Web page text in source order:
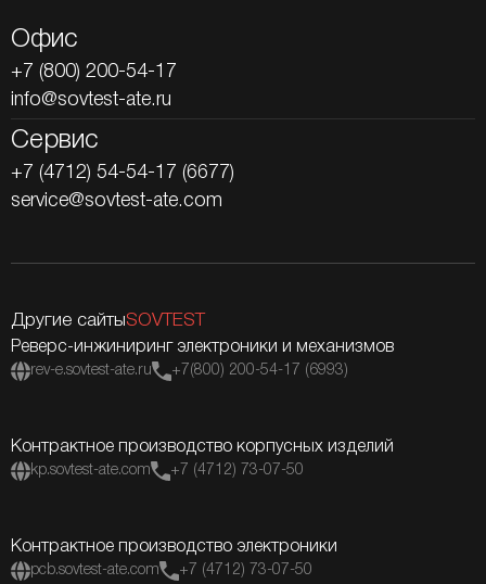
Офис
+7 (800) 200-54-17
info@sovtest-ate.ru
Сервис
+7 (4712) 54-54-17 (6677)
service@sovtest-ate.com
Другие сайтыSOVTEST
Реверс-инжиниринг электроники и механизмов
rev-e.sovtest-ate.ru +7(800) 200-54-17 (6993)
Контрактное производство корпусных изделий
kp.sovtest-ate.com +7 (4712) 73-07-50
Контрактное производство электроники
pcb.sovtest-ate.com +7 (4712) 73-07-50